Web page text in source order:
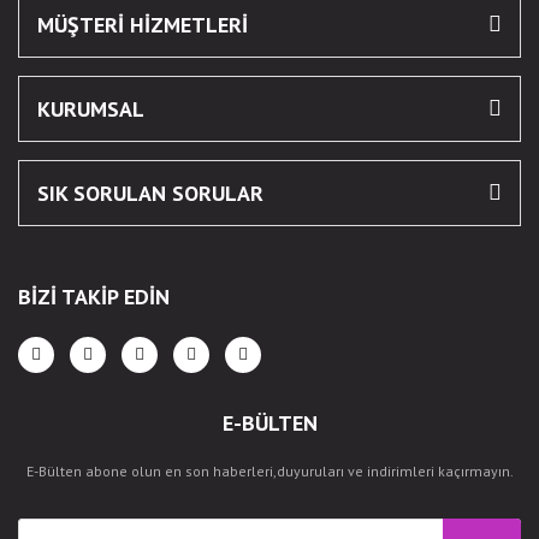
MÜŞTERİ HİZMETLERİ
KURUMSAL
SIK SORULAN SORULAR
BİZİ TAKİP EDİN
E-BÜLTEN
E-Bülten abone olun en son haberleri,duyuruları ve indirimleri kaçırmayın.